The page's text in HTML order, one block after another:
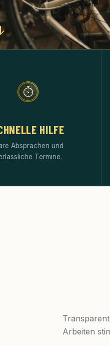
HILFE
Absprachen und
Termine.
Arbeiten